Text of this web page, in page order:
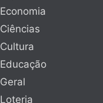
Economia
Ciências
Cultura
Educação
Geral
Loteria